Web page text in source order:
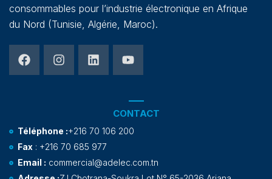
consommables pour l’industrie électronique en Afrique
du Nord (Tunisie, Algérie, Maroc).
CONTACT
Téléphone :+216 70 106 200
Fax: +216 70 685 977
Email : commercial@adelec.com.tn